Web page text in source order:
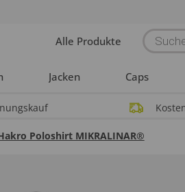
Alle Produkte search
Jacken Caps
Poloshirt MIKRALINAR®